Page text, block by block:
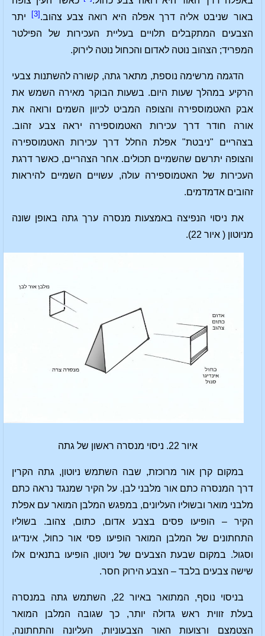
באור שניבט אליה דרך אפלה היא רואה צבע צהוב.[3]
יתר
הצבעים המתקבלים תלויים בעליית העכירות של הפילטר
המפריד; הצהוב נוטה לאדום והכחול נוטה לירוק.
הדגמה מרשימה נוספת, מתאר גתה, קשורה להשתנות צבעי
הרקיע במהלך שעות היום. בשעות הבוקר מאירה השמש את
אבק האטמוספירה והצופה המביט לכיוון השמים ורואה את
אורה חודר דרך עכירות האטמוספירה יראה צבע זהוב.
בצהריים "ניבטת" אפלת החלל דרך עכירות האטמוספירה
והצופה יתרשם שהשמיים תכולים. אחר הצהריים, כאשר דרגת
העכירות של האטמוספירה עולה, עשויים השמיים להיראות
זהובים אדמדמים.
את ניסוי הנפיצה באמצעות מנסרה ערך גתה באופן שונה
מניוטון ( איור 22).
איור 22. ניסוי מנסרה ראשון של גתה
במקום קרן אור מרוכזת, שבה השתמש ניוטון, גתה הקרין
דרך המנסרה כתם אור מלבני לבן. על הקיר שמנגד נראה כתם
מלבני מואר ובשוליו העליונים, במפגש המלבן המואר עם אפלת
הקיר – הופיעו פסים בצבע אדום, כתום, צהוב. בשוליו
התחתונים של המלבן המואר הופיעו פסי אור כחול, אינדיגו
וסגול. במקום שבעת הצבעים של ניוטון, הופיעו בתנאים אלו
שישה צבעים בלבד – הצבע הירוק חסר.
בניסוי נוסף, המתואר באיור 22, השתמש גתה במנסרה
בעלת זווית ראש גדולה יותר, כך שגובה המלבן המואר
הצטמצם ורצועות האור הצבעוניות, העליונה והתחתונה,